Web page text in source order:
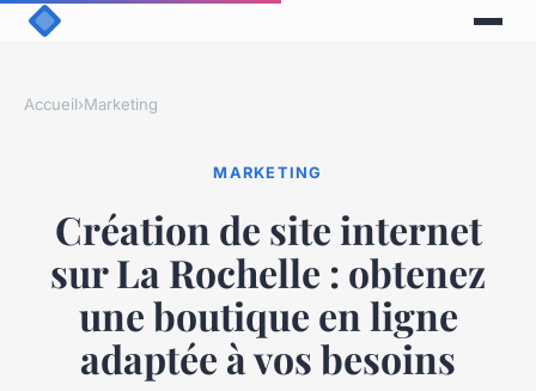
Accueil›Marketing
MARKETING
Création de site internet
sur La Rochelle : obtenez
une boutique en ligne
adaptée à vos besoins